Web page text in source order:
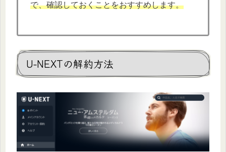
で、確認しておくことをおすすめします。
U-NEXTの解約方法